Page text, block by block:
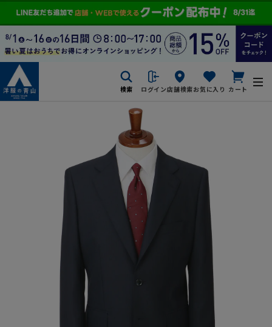
検索 ログイン店舗検索お気に入り カート